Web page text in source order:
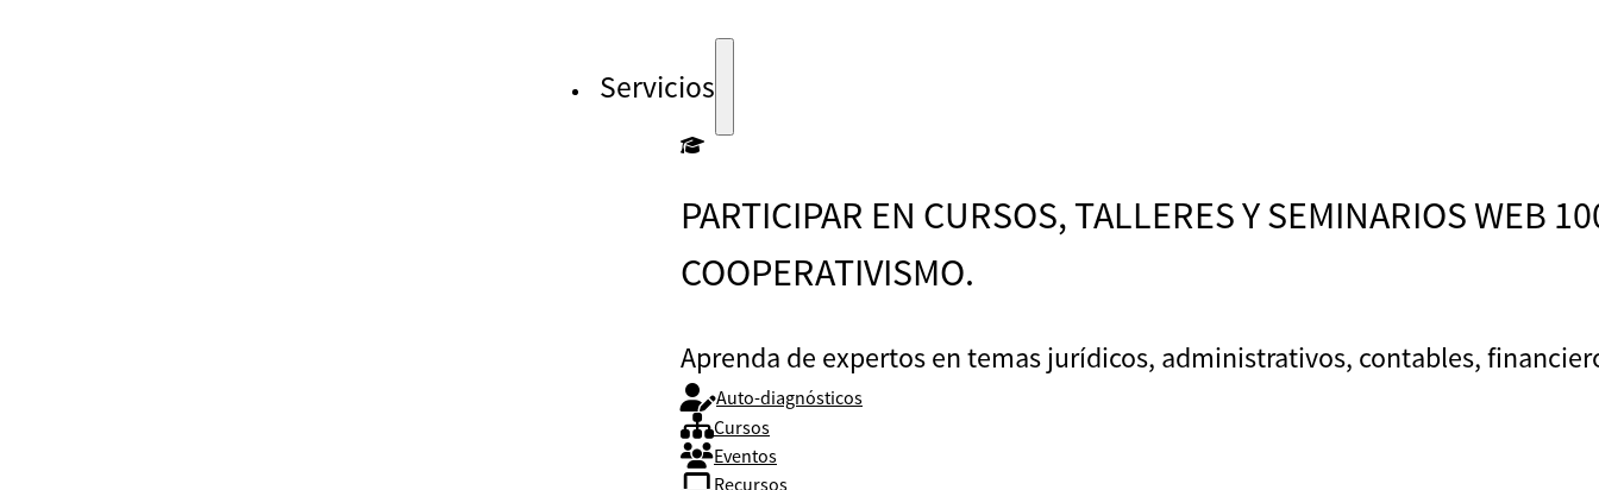
Servicios
PARTICIPAR EN CURSOS, TALLERES Y SEMINARIOS WEB
COOPERATIVISMO.
Aprenda de expertos en temas jurídicos, administrativos, contables,
Auto-diagnósticos
Cursos
Eventos
Recursos